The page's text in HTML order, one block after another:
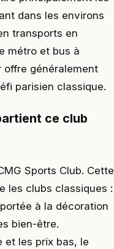
dans les environs
transports en
métro et bus à
offre généralement
parisien classique.
ce club
Sports Club. Cette
les clubs classiques :
à la décoration
bien-être.
et les prix bas, le